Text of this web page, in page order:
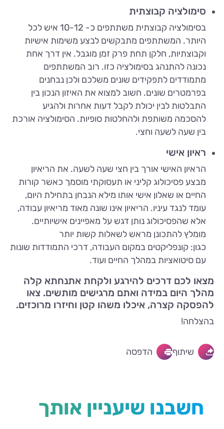
סימולציה קבוצתית
בסימולציה קבוצתית משתתפים כ- 10-12 איש לכל
היותר. המשתתפים מתבקשים לבצע משימות אישיות
וקבוצתיות, חלקן תחת פרק זמן מוגבל. אין דרך אחת
נכונה להתנהג בסימולציה כזו. רוב המשתתפים
מתמודדים לתפקידים שונים משלכם ולכן נבחנים
בפרמטרים שונים. חשוב למצוא את האיזון הנכון בין
התבלטות לבין יכולת לקבל דעות אחרות ולהגיע
להסכמה משותפת ולהחלטות סופיות. הסימולציה אורכת
בין שעה לשעה וחצי.
ראיון אישי
הראיון האישי אורך בין חצי שעה לשעה. את הריאיון
מבצע פסיכולוג קליני או תעסוקתי מוסמך כאשר קורות
החיים או שאלון אישי אותו מילא הנבחן בתחילת היום,
עומד לנגד עיניו. הריאיון אינו שונה מאוד מריאיון עבודה,
אלא שהפסיכולוג נותן דגש על מאפיינים אישיותיים.
מומלץ להתכונן מראש לשאלות קשות יותר
כגון: קונפליקטים במקום העבודה, דרכי התמודדות שונות
עם סיטואציות במהלך החיים ועוד.
מצאו לכם דרכים להירגע ולקחת אתנחתא קלה
מהלך היום במידה ואתם מרגישים מותשים. צאו
להפסקה קצרה, איכלו משהו קטן וחיזרו מרוכזים.
בהצלחה!
שיתוף הדפסה
חשבנו שיעניין אותך